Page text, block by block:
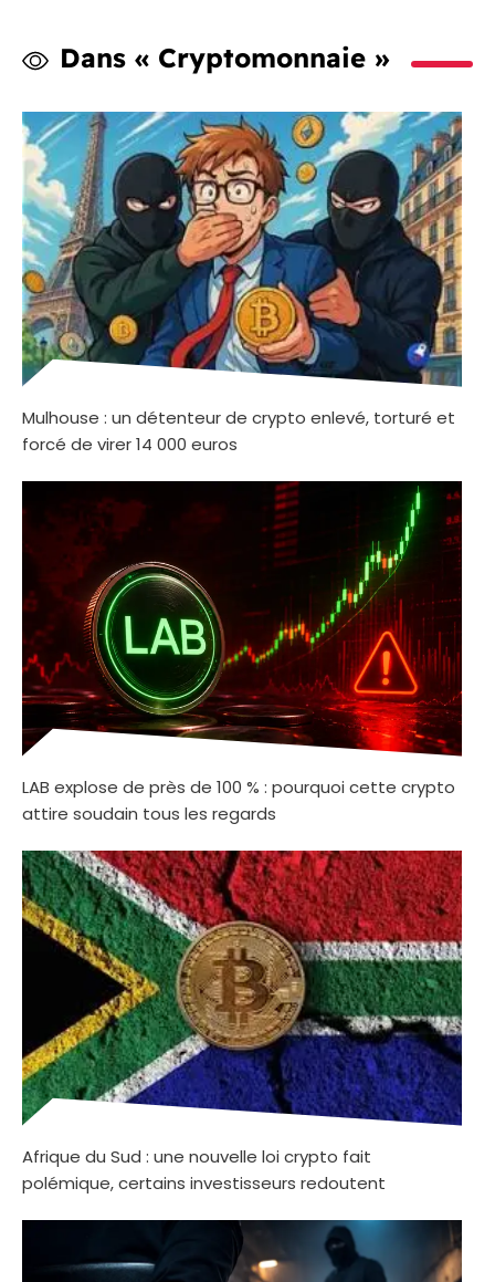
Dans « Cryptomonnaie »
Mulhouse : un détenteur de crypto enlevé, torturé et
forcé de virer 14 000 euros
LAB explose de près de 100 % : pourquoi cette crypto
attire soudain tous les regards
Afrique du Sud : une nouvelle loi crypto fait
polémique, certains investisseurs redoutent